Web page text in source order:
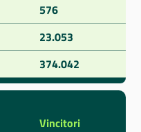
576
23.053
374.042
Vincitori